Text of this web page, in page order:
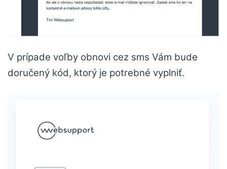
V prípade voľby obnovi cez sms Vám bude
doručený kód, ktorý je potrebné vyplniť.